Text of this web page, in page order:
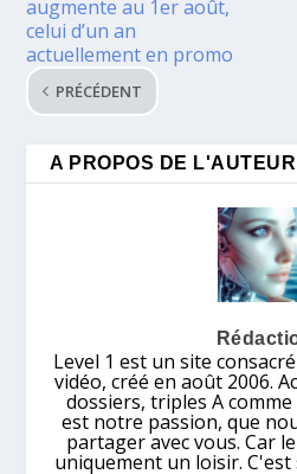
augmente au 1er août,
celui d’un an
actuellement en promo
PRÉCÉDENT
A PROPOS DE L'AUTEUR
Level 1 est un site
vidéo, créé en août 2006.
dossiers, triples A comme
est notre passion, que
partager avec vous. Car
uniquement un loisir.